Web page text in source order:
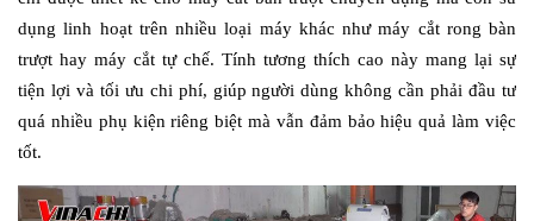
dụng linh hoạt trên nhiều loại máy khác như máy cắt rong bàn
trượt hay máy cắt tự chế. Tính tương thích cao này mang lại sự
tiện lợi và tối ưu chi phí, giúp người dùng không cần phải đầu tư
quá nhiều phụ kiện riêng biệt mà vẫn đảm bảo hiệu quả làm việc
tốt.